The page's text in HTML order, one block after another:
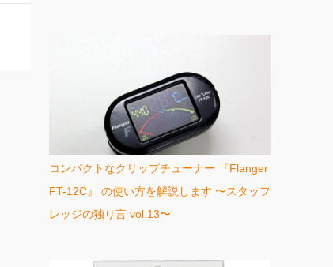
コンパクトなクリップチューナー 『Flanger
FT-12C』 の使い方を解説します 〜スタッフ
レッジの独り言 vol.13〜